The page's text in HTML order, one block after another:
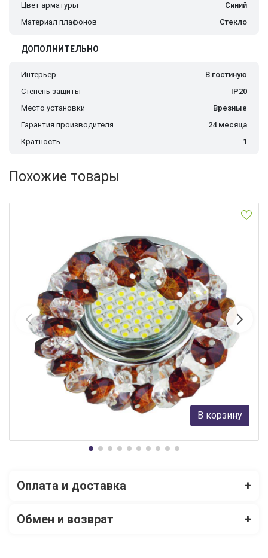
Цвет арматуры
Синий
Материал плафонов
Стекло
ДОПОЛНИТЕЛЬНО
Интерьер
В гостиную
Степень защиты
IP20
Место установки
Врезные
Гарантия производителя
24 месяца
Кратность
1
Похожие товары
Встраиваемый светильник Fametto Fiore DLS-F130 GU5.3
Chrome/Brown
Fametto
В корзину
Оплата и доставка +
Обмен и возврат +